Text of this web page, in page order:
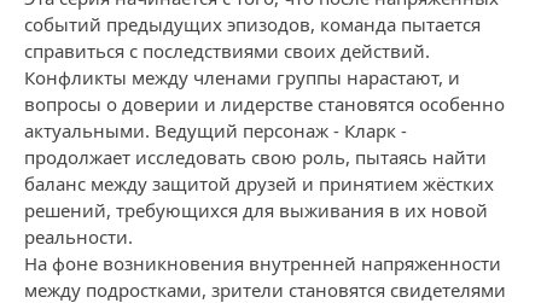
событий предыдущих эпизодов, команда пытается
справиться с последствиями своих действий.
Конфликты между членами группы нарастают, и
вопросы о доверии и лидерстве становятся особенно
актуальными. Ведущий персонаж - Кларк -
продолжает исследовать свою роль, пытаясь найти
баланс между защитой друзей и принятием жёстких
решений, требующихся для выживания в их новой
реальности.
На фоне возникновения внутренней напряженности
между подростками, зрители становятся свидетелями